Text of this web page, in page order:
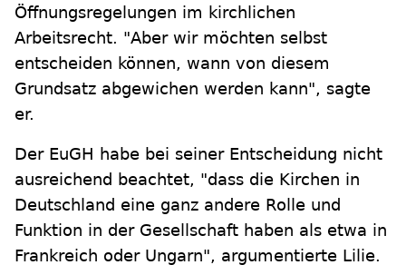
Öffnungsregelungen im kirchlichen
Arbeitsrecht. "Aber wir möchten selbst
entscheiden können, wann von diesem
Grundsatz abgewichen werden kann", sagte
er.
Der EuGH habe bei seiner Entscheidung nicht
ausreichend beachtet, "dass die Kirchen in
Deutschland eine ganz andere Rolle und
Funktion in der Gesellschaft haben als etwa in
Frankreich oder Ungarn", argumentierte Lilie.